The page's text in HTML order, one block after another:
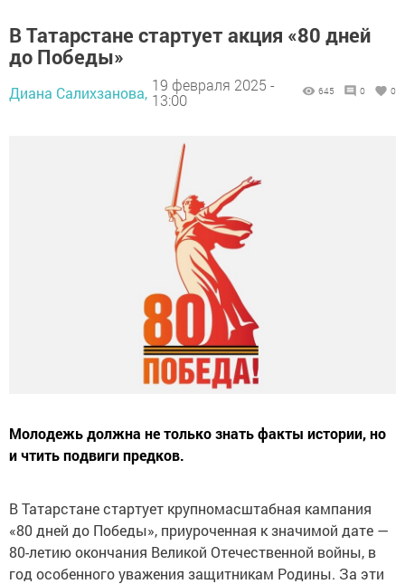
В Татарстане стартует акция «80 дней
до Победы»
Диана Салихзанова, 19 февраля 2025 -
13:00
645 0 0
Молодежь должна не только знать факты истории, но
и чтить подвиги предков.
В Татарстане стартует крупномасштабная кампания
«80 дней до Победы», приуроченная к значимой дате —
80-летию окончания Великой Отечественной войны, в
год особенного уважения защитникам Родины. За эти